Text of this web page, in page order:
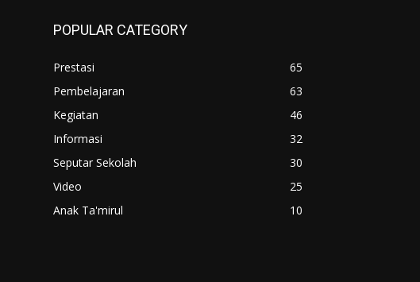
POPULAR CATEGORY
Prestasi
65
Pembelajaran
63
Kegiatan
46
Informasi
32
Seputar Sekolah
30
Video
25
Anak Ta'mirul
10